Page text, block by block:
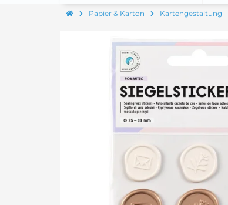
Papier & Karton Kartengestaltung